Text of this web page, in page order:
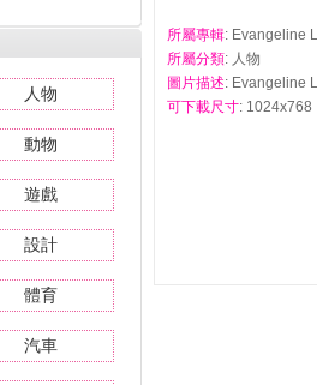
人物
動物
遊戲
設計
體育
汽車
所屬專輯: Evangeline
所屬分類: 人物
圖片描述: Evangeline
可下載尺寸: